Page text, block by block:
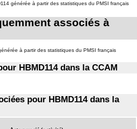
générée à partir des statistiques du PMSI français
associés à
à partir des statistiques du PMSI français
HBMD114 dans la CCAM
pour HBMD114 dans la